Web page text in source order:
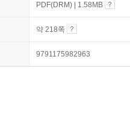
PDF(DRM) | 1.58MB
약 218쪽
9791175982963